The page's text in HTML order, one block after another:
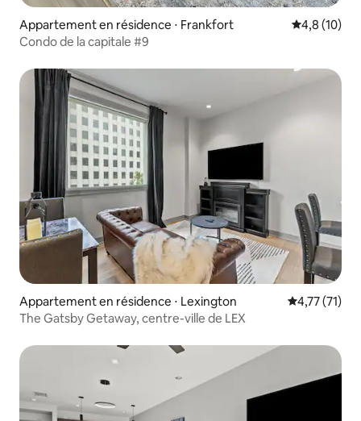
Appartement en résidence ⋅ Frankfort Évaluation
4,8 (10)
Condo de la capitale #9
Appartement en résidence ⋅ Lexington Évaluation
4,77 (71)
The Gatsby Getaway, centre-ville de LEX